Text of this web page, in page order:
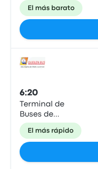
Castro
El más barato
6:20
Terminal de
Buses de
Castro
El más rápido